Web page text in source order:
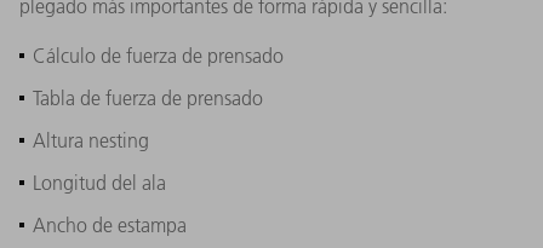
plegado más importantes de forma rápida y sencilla:
Cálculo de fuerza de prensado
Tabla de fuerza de prensado
Altura nesting
Longitud del ala
Ancho de estampa